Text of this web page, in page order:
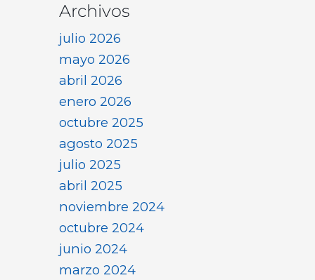
Archivos
julio 2026
mayo 2026
abril 2026
enero 2026
octubre 2025
agosto 2025
julio 2025
abril 2025
noviembre 2024
octubre 2024
junio 2024
marzo 2024